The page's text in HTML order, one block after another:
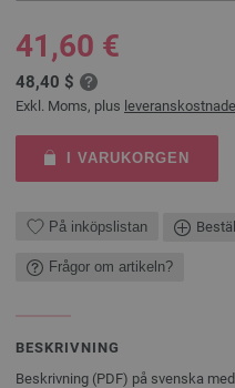
41,60 €
48,40 $
Exkl. Moms, plus
I VARUKORGEN
På inköpslistan
Frågor om artikeln?
BESKRIVNING
Beskrivning (PDF) på svenska